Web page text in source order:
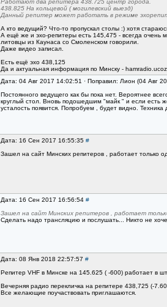
Работают два репитера 438.725 центр города.
438.825 На кольцевой ( могилевский выезд)
Данный репитер может работать в режиме
А кто ведущий? Что-то пропускал столы :) хотя
А ещё же и эхо-репитеры есть 145,475 - всегда очень
литовцы из Каунаса со Смоленском говорили.
Даже видео записал.
Есть ещё эхо 438,125
Да и актуальная информация по Минску -
Дата: 04 Авг 2017 14:02:51 · Поправил: Лион (04 Авг
Постоянного ведущего как бы пока нет. Вероятнее
круглый стол. Вновь подошедшим "майк " и если есть
усталость появится. Попробуем , будет видно.
Дата: 16 Сен 2017 16:55:35 #
Зашел на сайт Минских репитеров , работает только
Дата: 16 Сен 2017 16:56:54 #
Зашел на сайт Минских репитеров , работает
Сделать надо трансляцию и послушать... Никто не
Дата: 08 Янв 2018 22:57:57 #
Репитер VHF в Минске на 145.625 ( -600) работает в
Вечерняя радио перекличка на репитере 438,725 (-
Все желающие поучаствовать приглашаются.